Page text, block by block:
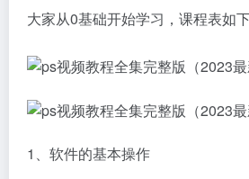
大家从0基础开始学习，课程表如下
1、软件的基本操作